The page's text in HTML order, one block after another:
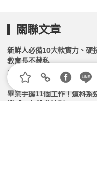
關聯文章
新鮮人必備10大軟實力、硬
教育長不藏私
2026.03.16 | 104小編 | 18111觀
畢業手握11個工作！這科系
業「10年跳升法則」